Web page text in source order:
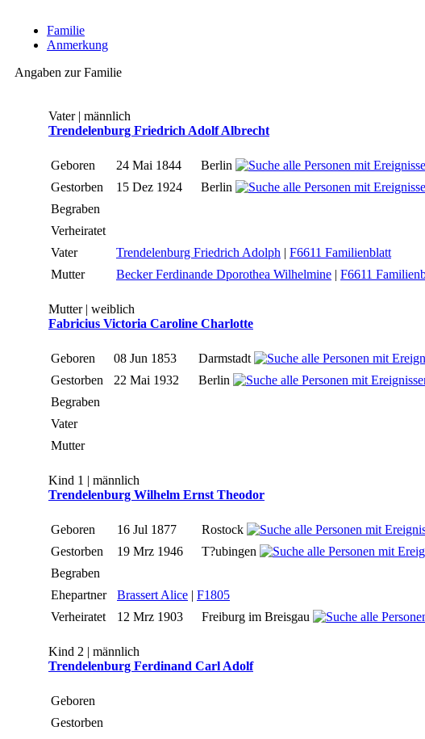
Familie
Anmerkung
Angaben zur Familie
Vater | männlich
Trendelenburg Friedrich Adolf Albrecht
Geboren 24 Mai 1844
Berlin
Gestorben
15 Dez 1924
Berlin
Begraben
Verheiratet
Vater
Trendelenburg Friedrich Adolph | F6611 Familienblatt
Mutter
Becker Ferdinande Dporothea Wilhelmine | F6611
Mutter | weiblich
Fabricius Victoria Caroline Charlotte
Geboren 08 Jun 1853
Darmstadt
Gestorben
22 Mai 1932
Berlin
Begraben
Vater
Mutter
Kind 1 | männlich
Trendelenburg Wilhelm Ernst Theodor
Geboren 16 Jul 1877
Rostock
Gestorben
19 Mrz 1946
T?ubingen
Begraben
Ehepartner
Brassert Alice | F1805
Verheiratet
12 Mrz 1903 Freiburg im Breisgau
Kind 2 | männlich
Trendelenburg Ferdinand Carl Adolf
Geboren
Gestorben